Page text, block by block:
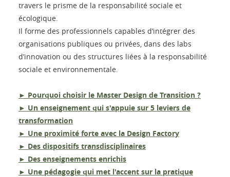
travers le prisme de la responsabilité sociale et
écologique.
Il forme des professionnels capables d’intégrer des
organisations publiques ou privées, dans des labs
d’innovation ou des structures liées à la responsabilité
sociale et environnementale.
► Pourquoi choisir le Master Design de Transition ?
► Un enseignement qui s'appuie sur 5 leviers de
transformation
► Une proximité forte avec la Design Factory
► Des dispositifs transdisciplinaires
► Des enseignements enrichis
► Une pédagogie qui met l'accent sur la pratique